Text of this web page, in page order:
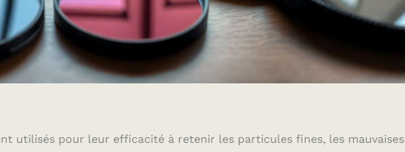
utilisés pour leur efficacité à retenir les particules fines, les mauvaises